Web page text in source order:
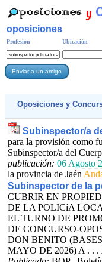
oposiciones
Profesión Ubicación
Oposiciones y
Subinspector/a
para la provisión como
Subinspector/a del
publicación: 06 Agosto
la provincia de Jaén
Subinspector de la
CUBRIR EN
DE LA POLICíA
EL TURNO DE
DE CONCURSO-
DON BENITO
MAYO DE 2026) A . . .